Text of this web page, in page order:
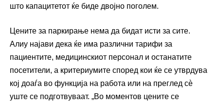
што капацитетот ќе биде двојно поголем.
Цените за паркирање нема да бидат исти за сите.
Алиу најави дека ќе има различни тарифи за
пациентите, медицинскиот персонал и останатите
посетители, а критериумите според кои ќе се утврдува
кој доаѓа во функција на работа или на преглед сè
уште се подготвуваат. „Во моментов цените се